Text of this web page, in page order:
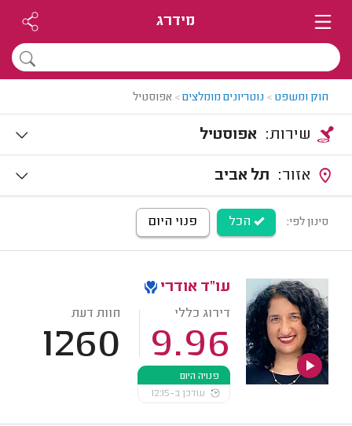
מידרג
חוק ומשפט > נוטריונים מומלצים> אפוסטיל
אפוסטיל
תל אביב
סינון לפי: הכל פנוי היום
עו"ד אודרי
דירוג כללי
9.96
חוות דעת
1260
פנויה היום
עודכן ב-12:15